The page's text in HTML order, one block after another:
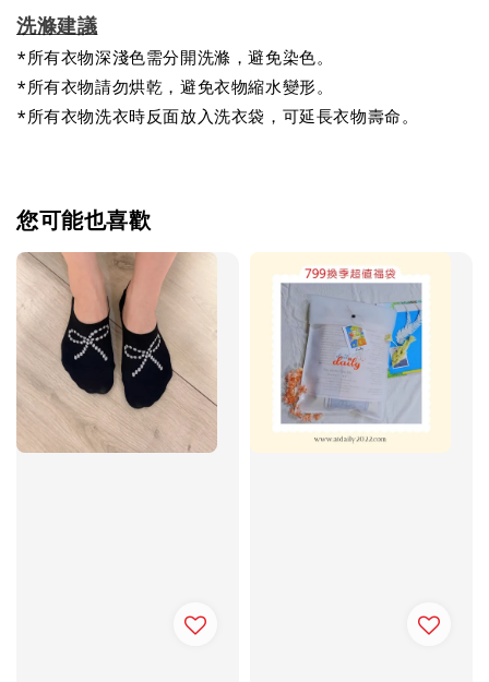
洗滌建議
*所有衣物深淺色需分開洗滌，避免染色。
*所有衣物請勿烘乾，避免衣物縮水變形。
*所有衣物洗衣時反面放入洗衣袋，可延長衣物壽命。
您可能也喜歡